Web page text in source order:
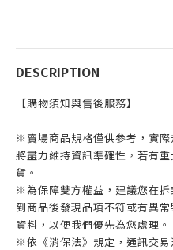
DESCRIPTION
【購物須知與售後服務】
※賣場商品規格僅供參考，實
將盡力維持資訊準確性，若有
貨。
※為保障雙方權益，建議您在
到商品後發現品項不符或有異
資料，以便我們優先為您處理。
※依《消保法》規定，通訊交